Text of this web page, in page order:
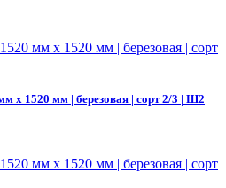
х 1520 мм | березовая | сорт 2/3 | Ш2